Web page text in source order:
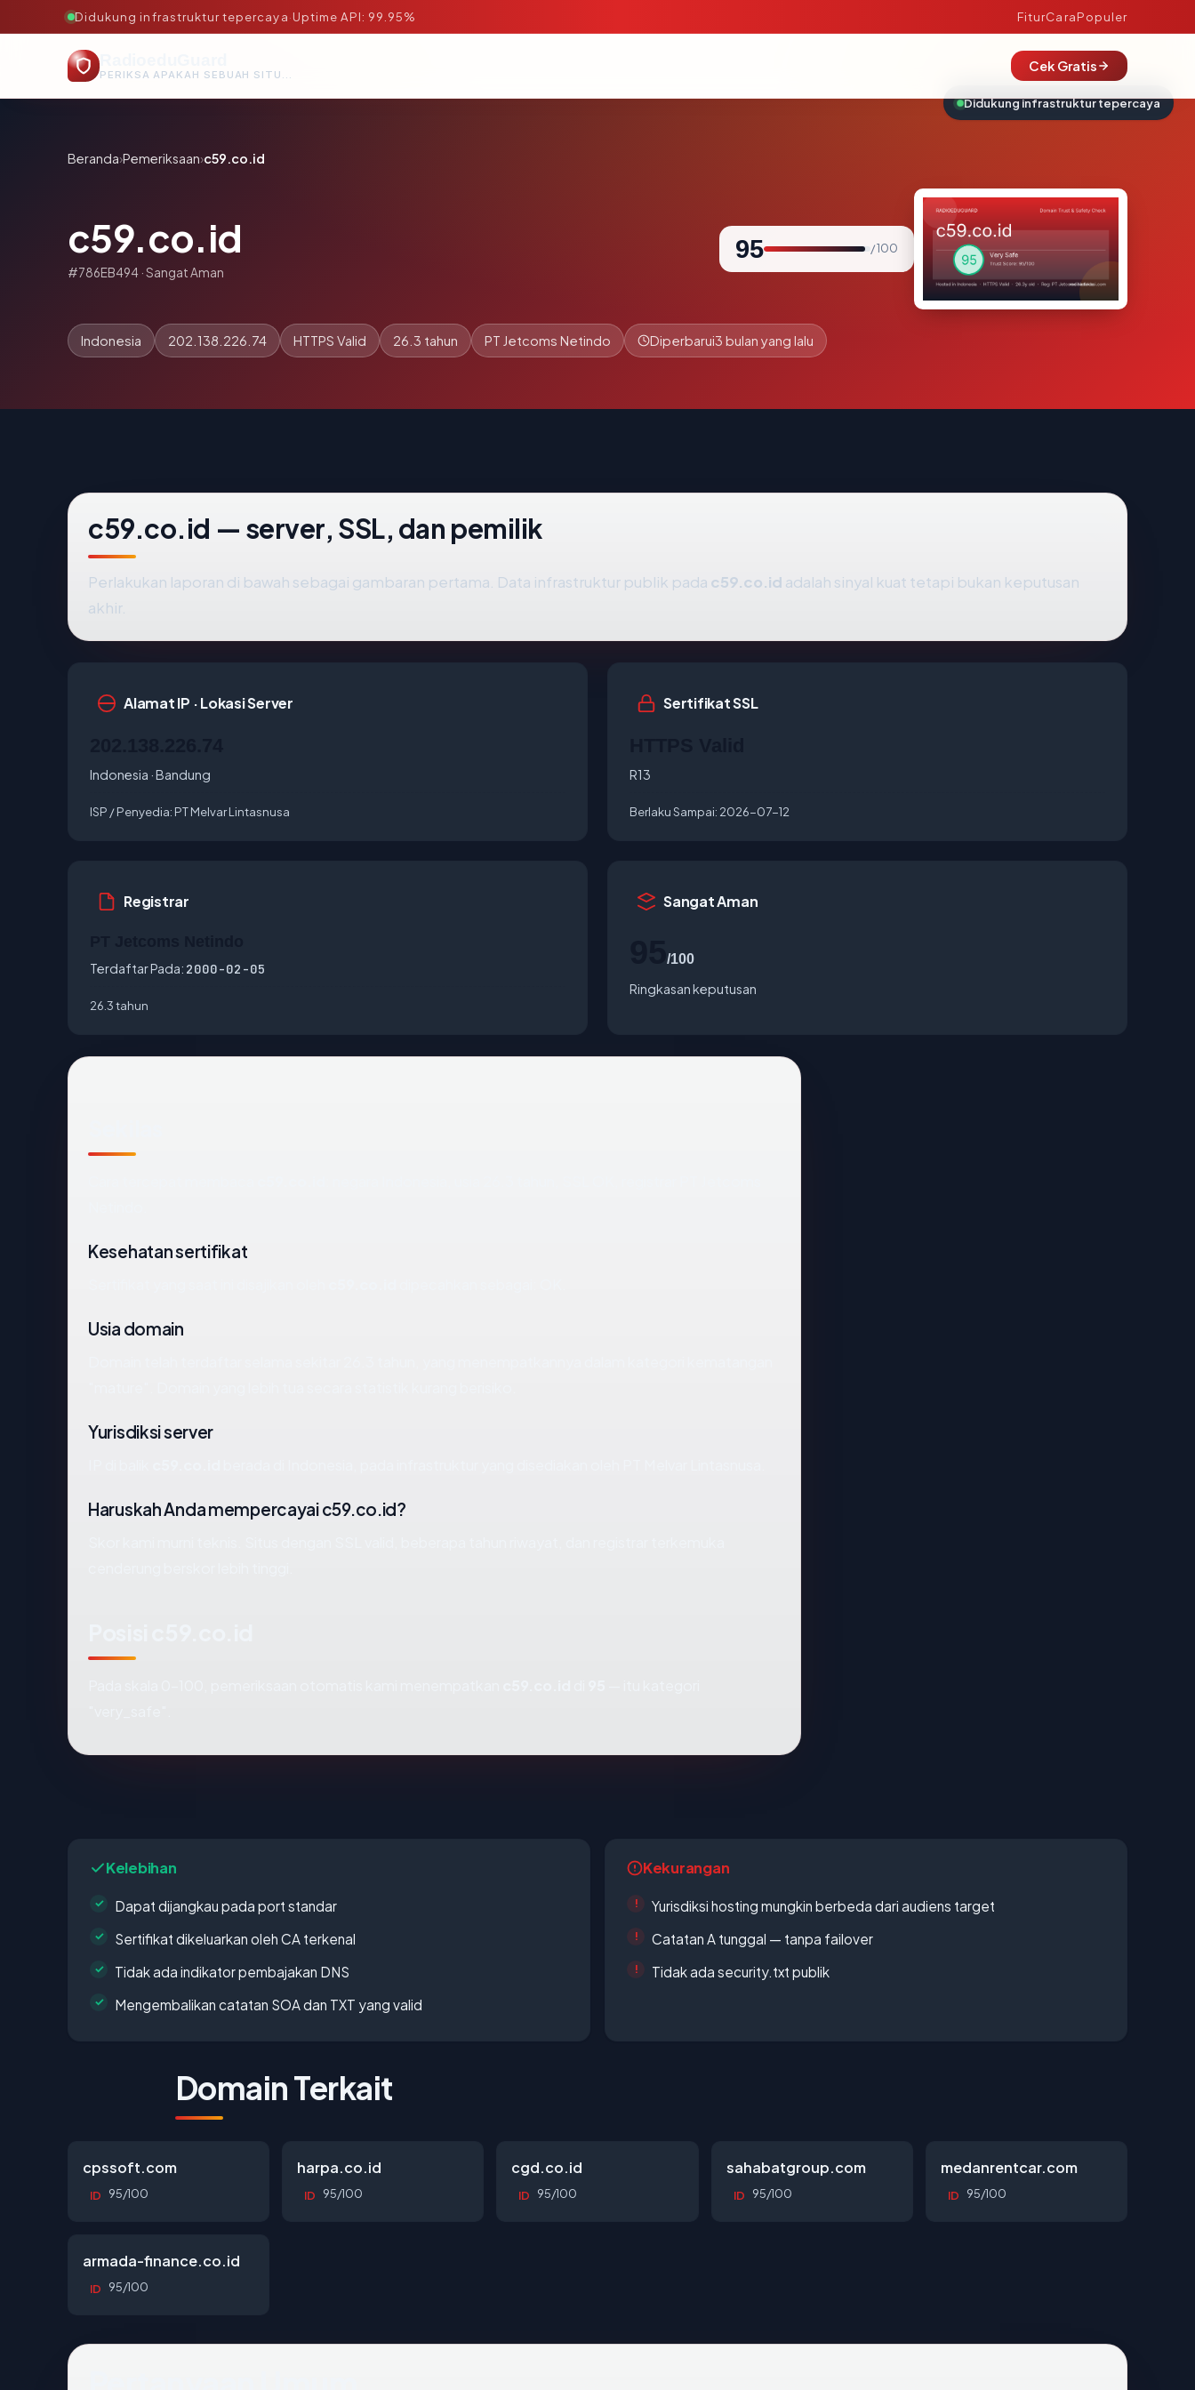
Didukung infrastruktur tepercaya·Uptime API: 99.95% FiturCaraPopuler
PERIKSA APAKAH SEBUAH SITUS AMAN, TEPERCAYA, DAN TERVERIFIKASI DALAM HITUNGAN DETIK.
Cek Gratis
Beranda›Pemeriksaan›c59.co.id
c59.co.id
#786EB494 · Sangat Aman
95 / 100
Indonesia 202.138.226.74 HTTPS Valid 26.3 tahun PT Jetcoms Netindo Diperbarui3 bulan yang lalu
c59.co.id — server, SSL, dan pemilik
Perlakukan laporan di bawah sebagai gambaran pertama. Data infrastruktur publik pada c59.co.id adalah sinyal kuat tetapi bukan keputusan
akhir.
Alamat IP · Lokasi Server
Indonesia · Bandung
ISP / Penyedia: PT Melvar Lintasnusa
Sertifikat SSL
R13
Berlaku Sampai: 2026-07-12
Registrar
Terdaftar Pada: 2000-02-05
26.3 tahun
Sangat Aman
/100
Ringkasan keputusan
Kesehatan sertifikat
Usia domain
Yurisdiksi server
Haruskah Anda mempercayai c59.co.id?
Kelebihan
Dapat dijangkau pada port standar
Sertifikat dikeluarkan oleh CA terkenal
Tidak ada indikator pembajakan DNS
Mengembalikan catatan SOA dan TXT yang valid
Kekurangan
Yurisdiksi hosting mungkin berbeda dari audiens target
Catatan A tunggal — tanpa failover
Tidak ada security.txt publik
Domain Terkait
cpssoft.com
ID 95/100
harpa.co.id
ID 95/100
cgd.co.id
ID 95/100
sahabatgroup.com
ID 95/100
medanrentcar.com
ID 95/100
armada-finance.co.id
ID 95/100
Didukung infrastruktur tepercaya